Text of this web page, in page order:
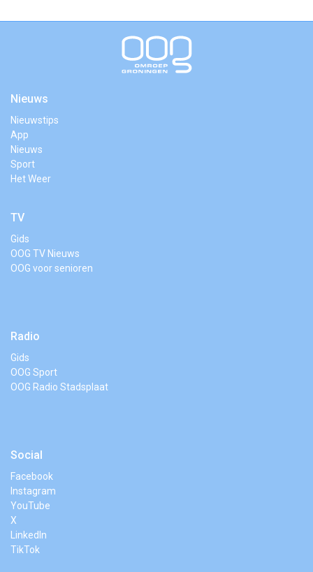
Nieuws
Nieuwstips
App
Nieuws
Sport
Het Weer
TV
Gids
OOG TV Nieuws
OOG voor senioren
Radio
Gids
OOG Sport
OOG Radio Stadsplaat
Social
Facebook
Instagram
YouTube
X
LinkedIn
TikTok